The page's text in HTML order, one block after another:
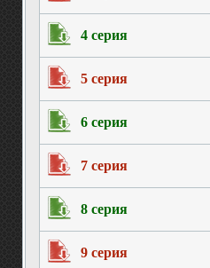
4 серия
5 серия
6 серия
7 серия
8 серия
9 серия